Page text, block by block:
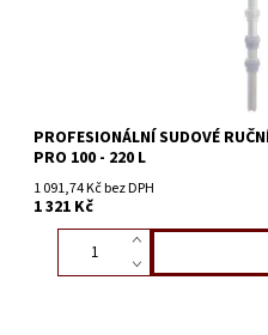
PROFESIONÁLNÍ SUDOVÉ
PRO 100 - 220 L
1 091,74 Kč bez DPH
1 321 Kč